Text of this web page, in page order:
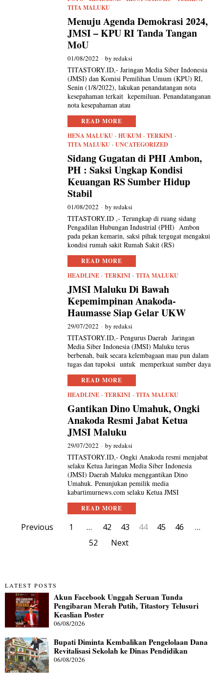
TITA MALUKU
Menuju Agenda Demokrasi 2024,
JMSI – KPU RI Tanda Tangan
MoU
01/08/2022 byredaksi
TITASTORY.ID,- Jaringan Media Siber Indonesia
(JMSI) dan Komisi Pemilihan Umum (KPU) RI,
Senin (1/8/2022), lakukan penandatangan nota
kesepahaman terkait kepemiluan. Penandatanganan
nota kesepahaman atau
READ MORE
HENA MALUKU · HUKUM · TERKINI ·
TITA MALUKU · UNCATEGORIZED
Sidang Gugatan di PHI Ambon,
PH : Saksi Ungkap Kondisi
Keuangan RS Sumber Hidup
Stabil
01/08/2022 byredaksi
TITASTORY.ID ,- Terungkap di ruang sidang
Pengadilan Hubungan Industrial (PHI) Ambon
pada pekan kemarin, saksi pihak tergugat mengakui
kondisi rumah sakit Rumah Sakit (RS)
READ MORE
HEADLINE · TERKINI · TITA MALUKU
JMSI Maluku Di Bawah
Kepemimpinan Anakoda-
Haumasse Siap Gelar UKW
29/07/2022 byredaksi
TITASTORY.ID,- Pengurus Daerah Jaringan
Media Siber Indonesia (JMSI) Maluku terus
berbenah, baik secara kelembagaan mau pun dalam
tugas dan tupoksi untuk memperkuat sumber daya
READ MORE
HEADLINE · TERKINI · TITA MALUKU
Gantikan Dino Umahuk, Ongki
Anakoda Resmi Jabat Ketua
JMSI Maluku
29/07/2022 byredaksi
TITASTORY.ID,- Ongki Anakoda resmi menjabat
selaku Ketua Jaringan Media Siber Indonesia
(JMSI) Daerah Maluku menggantikan Dino
Umahuk. Penunjukan pemilik media
kabartimurnews.com selaku Ketua JMSI
READ MORE
Previous 1 … 42 43 44 45 46
…
52
Next
LATEST POSTS
Akun Facebook Unggah Seruan Tunda
Pengibaran Merah Putih, Titastory Telusuri
Keaslian Poster
06/08/2026
Bupati Diminta Kembalikan Pengelolaan Dana
Revitalisasi Sekolah ke Dinas Pendidikan
06/08/2026